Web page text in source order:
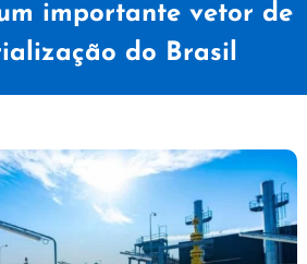
importante vetor de
do Brasil